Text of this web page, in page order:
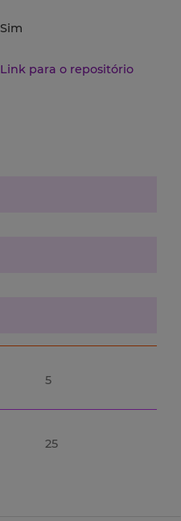
Sim
Link para o repositório
5
25